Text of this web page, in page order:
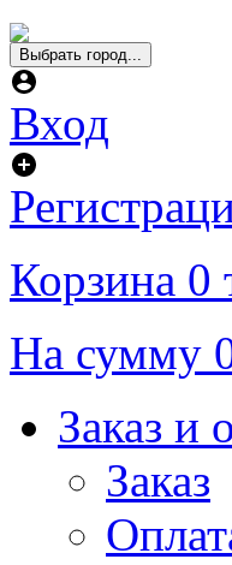
Выбрать город...
Вход
Корзина 0
На сумму
Заказ и
Заказ